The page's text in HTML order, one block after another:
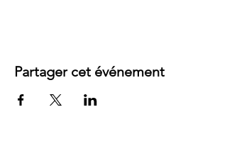
Partager cet événement